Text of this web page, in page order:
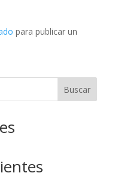
para publicar un
Buscar